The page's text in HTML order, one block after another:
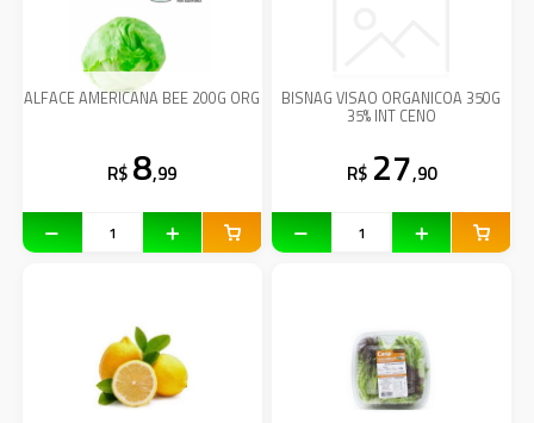
ALFACE AMERICANA BEE 200G ORG
R$ 8,99
BISNAG VISAO ORGANICOA 350G
35% INT CENO
R$ 27,90